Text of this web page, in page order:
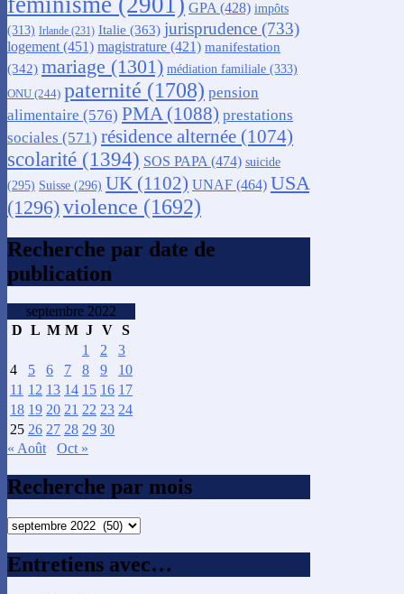
GPA (428) impôts
(313) Irlande (231) Italie (363) jurisprudence (733)
logement (451) magistrature (421) manifestation
(342) mariage (1301) médiation familiale (333)
ONU (244) paternité (1708) pension
alimentaire (576) PMA (1088) prestations
sociales (571) résidence alternée (1074)
scolarité (1394) SOS PAPA (474) suicide
(295) Suisse (296) UK (1102) UNAF (464) USA
(1296)violence (1692)
Recherche par date de
publication
septembre 2022
D L M M J V S
1
2
3
4
5 6 7 8 9
10
11 12 13 14 15 16 17
18 19 20 21 22 23 24
25 26 27 28 29 30
« Août
Oct »
Recherche par mois
Recherche
mois
Entretiens avec…